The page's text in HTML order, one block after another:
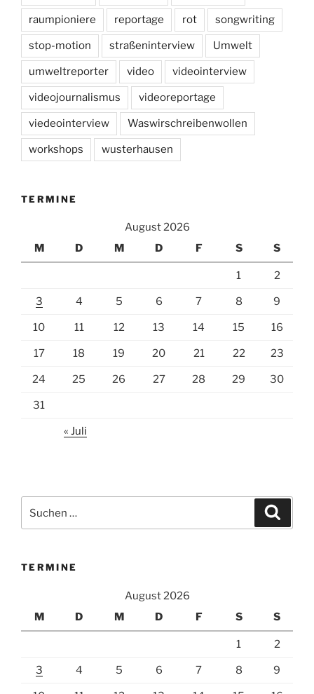
raumpioniere reportage rot songwriting
stop-motion straßeninterview Umwelt
umweltreporter video videointerview
videojournalismus videoreportage
viedeointerview Waswirschreibenwollen
workshops wusterhausen
TERMINE
August 2026
M
D M D F S S
1 2
3 4 5 6 7 8 9
10 11 12 13 14 15 16
17 18 19 20 21 22 23
24 25 26 27 28 29 30
31
« Juli
nach:
TERMINE
August 2026
M
D M D F S S
1 2
3 4 5 6 7 8 9